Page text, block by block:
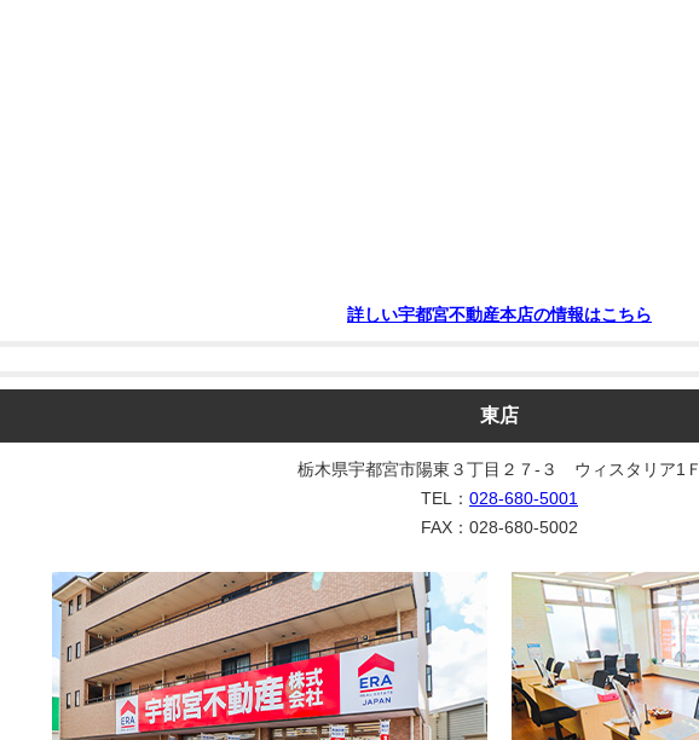
詳しい宇都宮不動産本店の情報はこちら
東店
栃木県宇都宮市陽東３丁目２７-３ ウィスタリア1Ｆ
TEL： 028-680-5001
FAX：028-680-5002